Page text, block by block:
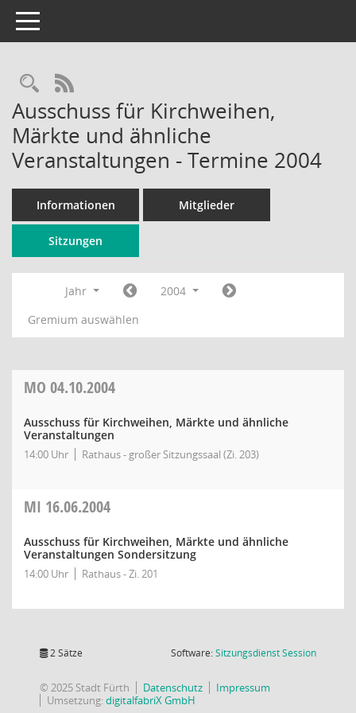
Toggle navigation
Rechercheauswahl
RSS-Feed
Ausschuss für Kirchweihen,
Märkte und ähnliche
Veranstaltungen - Termine 2004
Informationen Mitglieder
Sitzungen
Jahr
2004
Gremium auswählen
MO 04.10.2004
Ausschuss für Kirchweihen, Märkte und ähnliche
Veranstaltungen
14:00 Uhr Rathaus - großer Sitzungssaal (Zi. 203)
MI 16.06.2004
Ausschuss für Kirchweihen, Märkte und ähnliche
Veranstaltungen Sondersitzung
14:00 Uhr Rathaus - Zi. 201
2 Sätze Software:SitzungsdienstSession(Wird in
© 2025 Stadt Fürth Datenschutz
Impressum
Umsetzung:digitalfabriX GmbH